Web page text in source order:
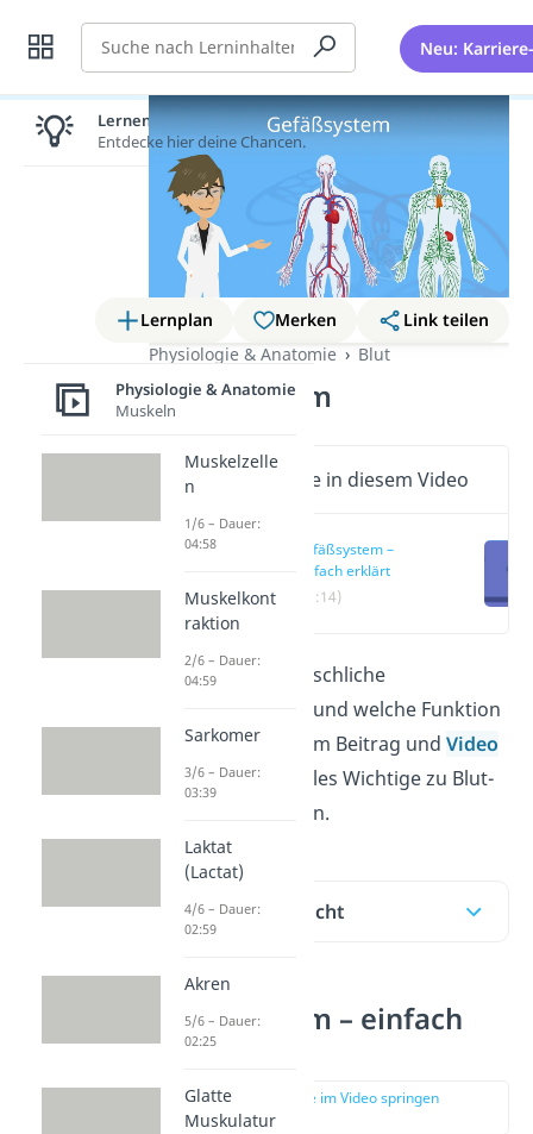
Suche Neu:
Lernplan Merken
Link teilen
Physiologie & Anatomie
Blut
Gefäßsystem
Wichtige Inhalte in diesem Video
Gefäßsystem –
einfach erklärt
(00:14)
Wie sieht das menschliche
aus und welche Funktion
erfüllt es? In diesem Beitrag und Video
erklären wir dir alles Wichtige zu Blut-
und Lymphgefäßen.
Inhaltsübersicht
Gefäßsystem – einfach
erklärt
zur Stelle im Video springen
(00:14)
Lernen lohnt sich!
Entdecke hier deine Chancen.
Physiologie & Anatomie
Muskeln
Muskelzelle
n
1/6 – Dauer:
04:58
Muskelkont
raktion
2/6 – Dauer:
04:59
Sarkomer
3/6 – Dauer:
03:39
Laktat
(Lactat)
4/6 – Dauer:
02:59
Akren
5/6 – Dauer:
02:25
Glatte
Muskulatur